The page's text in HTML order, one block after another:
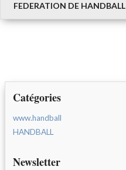
FEDERATION DE HANDBALL
Catégories
www.handball
HANDBALL
Newsletter